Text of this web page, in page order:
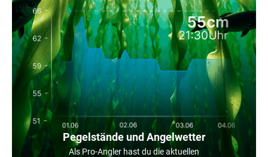
Pegelstände und Angelwetter
Als Pro-Angler hast du die aktuellen